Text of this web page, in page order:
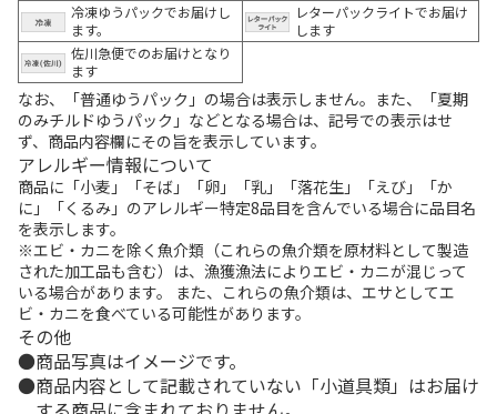
冷凍ゆうパックでお届けし
ます。
レターパックライトでお届け
します
佐川急便でのお届けとなり
ます
なお、「普通ゆうパック」の場合は表示しません。また、「夏期
のみチルドゆうパック」などとなる場合は、記号での表示はせ
ず、商品内容欄にその旨を表示しています。
アレルギー情報について
商品に「小麦」「そば」「卵」「乳」「落花生」「えび」「か
に」「くるみ」のアレルギー特定8品目を含んでいる場合に品目名
を表示します。
※エビ・カニを除く魚介類（これらの魚介類を原材料として製造
された加工品も含む）は、漁獲漁法によりエビ・カニが混じって
いる場合があります。 また、これらの魚介類は、エサとしてエ
ビ・カニを食べている可能性があります。
その他
商品写真はイメージです。
商品内容として記載されていない「小道具類」はお届け